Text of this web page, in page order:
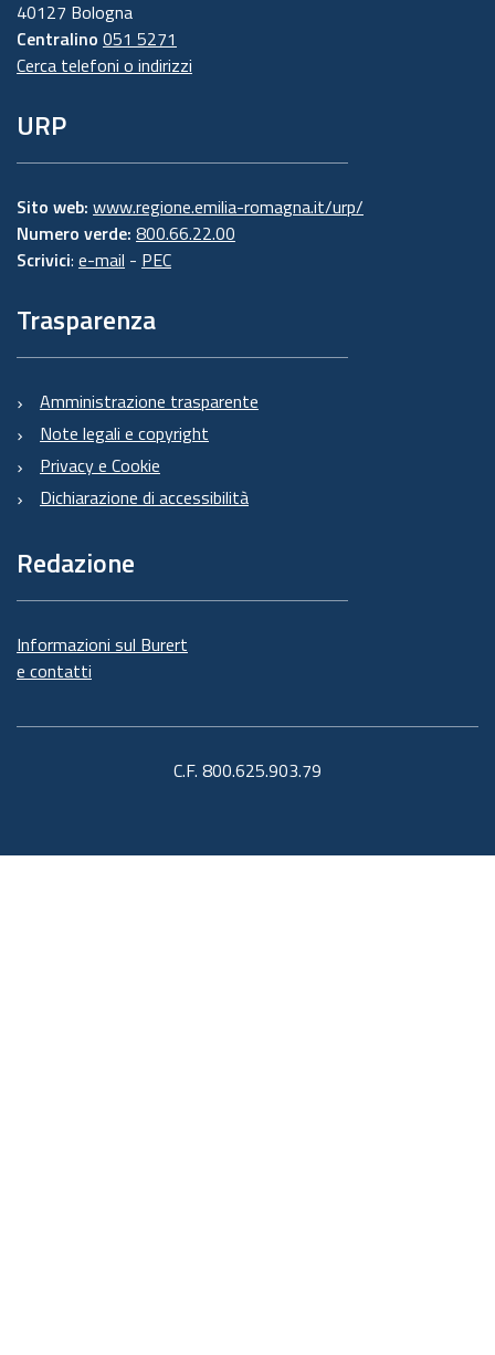
40127 Bologna
Centralino 051 5271
Cerca telefoni o indirizzi
URP
Sito web: www.regione.emilia-romagna.it/urp/
Numero verde: 800.66.22.00
Scrivici: e-mail - PEC
Trasparenza
Amministrazione trasparente
Note legali e copyright
Privacy e Cookie
Dichiarazione di accessibilità
Redazione
Informazioni sul Burert
e contatti
C.F. 800.625.903.79